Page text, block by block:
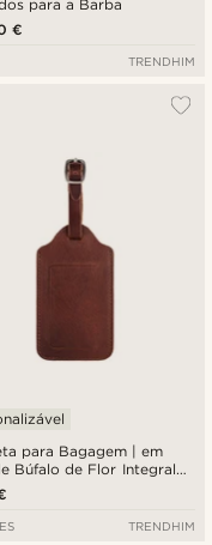
para a Barba
€
TRENDHIM
para Bagagem | em
Búfalo de Flor Integral
claro Montreal
TRENDHIM